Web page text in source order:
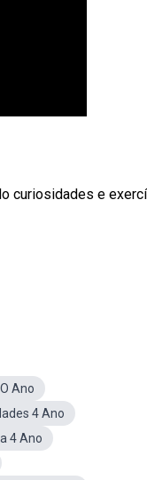
curiosidades e
Ano
4 Ano
4 Ano